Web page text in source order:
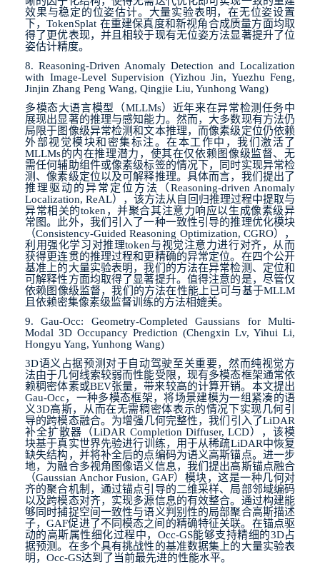
效果与稳定的位姿估计。大量实验表明，在无位姿设置
下，TokenSplat 在重建保真度和新视角合成质量方面均取
得了更优表现，并且相较于现有无位姿方法显著提升了位
姿估计精度。
8. Reasoning-Driven Anomaly Detection and Localization
with Image-Level Supervision (Yizhou Jin, Yuezhu Feng,
Jinjin Zhang Peng Wang, Qingjie Liu, Yunhong Wang)
多模态大语言模型（MLLMs）近年来在异常检测任务中
展现出显著的推理与感知能力。然而，大多数现有方法仍
局限于图像级异常检测和文本推理，而像素级定位仍依赖
外部视觉模块和密集标注。在本工作中，我们激活了
MLLMs的内在推理潜力，使其在仅依赖图像级监督、无
需任何辅助组件或像素级标签的情况下，同时实现异常检
测、像素级定位以及可解释推理。具体而言，我们提出了
推理驱动的异常定位方法（ Reasoning-driven Anomaly
Localization, ReAL），该方法从自回归推理过程中提取与
异常相关的token ，并聚合其注意力响应以生成像素级异
常图。此外，我们引入了一种一致性引导的推理优化模块
（Consistency-Guided Reasoning Optimization, CGRO），
利用强化学习对推理token与视觉注意力进行对齐，从而
获得更连贯的推理过程和更精确的异常定位。在四个公开
基准上的大量实验表明，我们的方法在异常检测、定位和
可解释性方面均取得了显著提升。值得注意的是，尽管仅
依赖图像级监督，我们的方法在性能上已可与基于MLLM
且依赖密集像素级监督训练的方法相媲美。
9. Gau-Occ: Geometry-Completed Gaussians for Multi-
Modal 3D Occupancy Prediction (Chengxin Lv, Yihui Li,
Hongyu Yang, Yunhong Wang)
3D语义占据预测对于自动驾驶至关重要，然而纯视觉方
法由于几何线索较弱而性能受限，现有多模态框架通常依
赖稠密体素或BEV张量，带来较高的计算开销。本文提出
Gau-Occ，一种多模态框架，将场景建模为一组紧凑的语
义3D高斯，从而在无需稠密体表示的情况下实现几何引
导的跨模态融合。为增强几何完整性，我们引入了LiDAR
补全扩散器（LiDAR Completion Diffuser, LCD），该模
块基于真实世界先验进行训练，用于从稀疏LiDAR中恢复
缺失结构，并将补全后的点编码为语义高斯锚点。进一步
地，为融合多视角图像语义信息，我们提出高斯锚点融合
（Gaussian Anchor Fusion, GAF）模块，这是一种几何对
齐的聚合机制，通过锚点引导的二维采样、局部邻域编码
以及跨模态对齐，实现多源信息的有效整合。通过构建能
够同时捕捉空间一致性与语义判别性的局部聚合高斯描述
子，GAF促进了不同模态之间的精确特征关联。在锚点驱
动的高斯属性细化过程中， Occ-GS能够支持精细的3D占
据预测。在多个具有挑战性的基准数据集上的大量实验表
明， Occ-GS达到了当前最先进的性能水平。